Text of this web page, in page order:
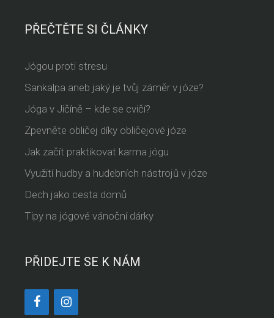
PŘEČTĚTE SI ČLÁNKY
Jógou proti stresu
Sankalpa aneb jaký je tvůj záměr v józe?
Jóga v Jičíně – kde se cvičí?
Zpevněte obličej díky obličejové józe
Jak začít praktikovat karma jógu
Využití hudby a hudebních nástrojů v józe
Dech jako cesta domů
Tipy na jógové vánoční dárky
PŘIDEJTE SE K NÁM